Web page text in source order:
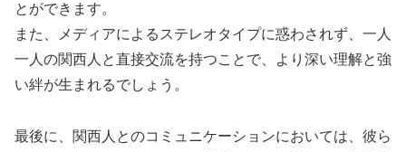
とができます。
また、メディアによるステレオタイプに惑わされず、一人
一人の関西人と直接交流を持つことで、より深い理解と強
い絆が生まれるでしょう。
最後に、関西人とのコミュニケーションにおいては、彼ら